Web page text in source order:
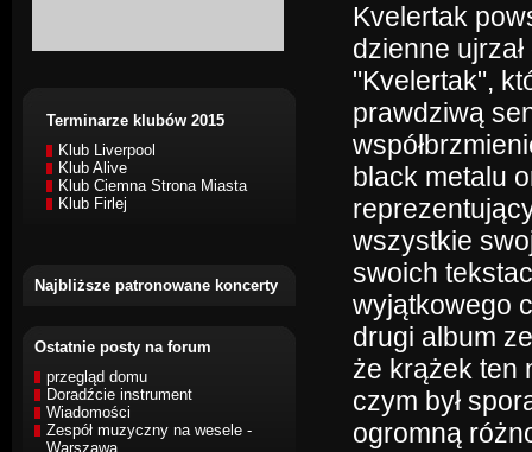
Terminarze klubów 2015
Klub Liverpool
Klub Alive
Klub Ciemna Strona Miasta
Klub Firlej
Najbliższe patronowane koncerty
Ostatnie posty na forum
przegląd domu
Doradźcie instrument
Wiadomości
Zespół muzyczny na wesele -
Warszawa
Kvelertak
dzienne
"Kvelertak",
prawdziwą
black metalu
wszystkie
swoich
wyjątkowego
drugi album
że krążek ten
czym był
ogromną